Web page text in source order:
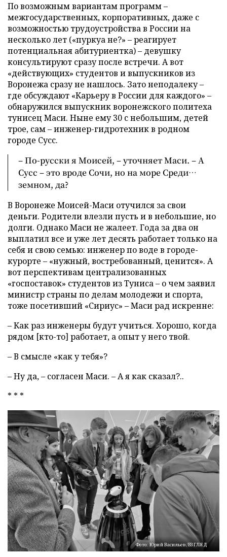
По возможным вариантам программ –
межгосударственных, корпоративных, даже с
возможностью трудоустройства в России на
несколько лет («пуркуа не?» – реагирует
потенциальная абитуриентка) – девушку
консультируют сразу после встречи. А вот
«действующих» студентов и выпускников из
Воронежа сразу не нашлось. Зато неподалеку –
где обсуждают «Карьеру в России для каждого» –
обнаружился выпускник воронежского политеха
тунисец Маси. Ныне ему 30 с небольшим, детей
трое, сам – инженер-гидротехник в родном
городе Сусс.
– По-русски я Моисей, – уточняет Маси. – А
Сусс – это вроде Сочи, но на море Среди…
земном, да?
В Воронеже Моисей-Маси отучился за свои
деньги. Родители влезли пусть и в небольшие, но
долги. Однако Маси не жалеет. Года за два он
выплатил все и уже лет десять работает только на
себя и свою семью: инженер по воде в городе-
курорте – «нужный, востребованный, ценится». А
вот перспективам централизованных
«госпоставок» студентов из Туниса – о чем заявил
министр страны по делам молодежи и спорта,
тоже посетивший «Сириус» – Маси рад искренне:
– Как раз инженеры будут учиться. Хорошо, когда
рядом [кто-то] работает, а опыт у него твой.
– В смысле «как у тебя»?
– Ну да, – согласен Маси. – А я как сказал?..
* * *
Фото: Юрий Васильев/ВЗГЛЯД